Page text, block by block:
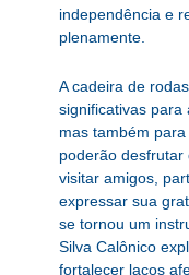
independência e
plenamente.
A cadeira de
significativas para
mas também
poderão desfrutar
visitar amigos,
expressar sua
se tornou um
Silva Calônico
fortalecer laços